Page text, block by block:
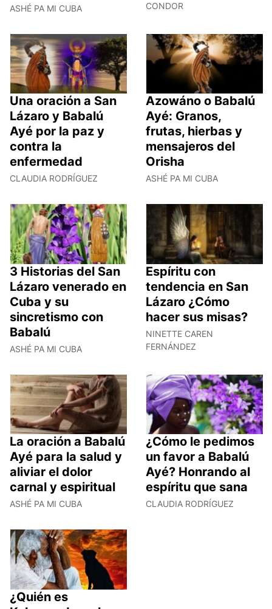
ASHÉ PA MI CUBA
CONDOR
Una oración a San
Lázaro y Babalú
Ayé por la paz y
contra la
enfermedad
CLAUDIA RODRÍGUEZ
Azowáno o Babalú
Ayé: Granos,
frutas, hierbas y
mensajeros del
Orisha
ASHÉ PA MI CUBA
3 Historias del San
Lázaro venerado en
Cuba y su
sincretismo con
Babalú
ASHÉ PA MI CUBA
Espíritu con
tendencia en San
Lázaro ¿Cómo
hacer sus misas?
NINETTE CAREN
FERNÁNDEZ
La oración a Babalú
Ayé para la salud y
aliviar el dolor
carnal y espiritual
ASHÉ PA MI CUBA
¿Cómo le pedimos
un favor a Babalú
Ayé? Honrando al
espíritu que sana
CLAUDIA RODRÍGUEZ
¿Quién es